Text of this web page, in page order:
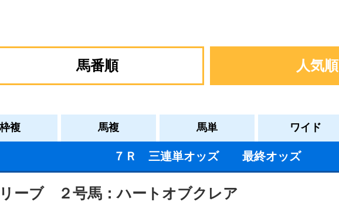
馬番順 人気順
枠複 馬複 馬単 ワイド
７Ｒ 三連単オッズ 最終オッズ
ーブ ２号馬：ハートオブクレア